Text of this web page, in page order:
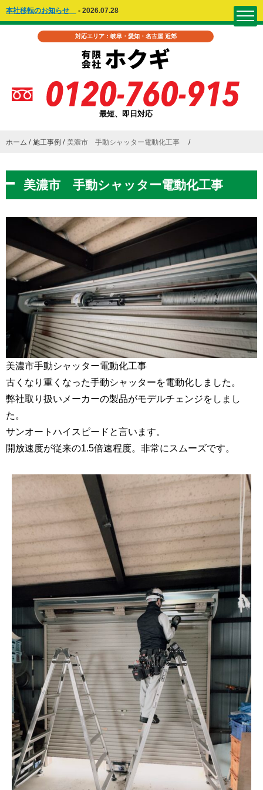
本社移転のお知らせ - 2026.07.28
対応エリア：岐阜・愛知・名古屋 近郊
最短、即日対応
ホーム 施工事例 美濃市 手動シャッター電動化工事
美濃市 手動シャッター電動化工事
美濃市手動シャッター電動化工事
古くなり重くなった手動シャッターを電動化しました。
弊社取り扱いメーカーの製品がモデルチェンジをしまし
た。
サンオートハイスピードと言います。
開放速度が従来の1.5倍速程度。非常にスムーズです。